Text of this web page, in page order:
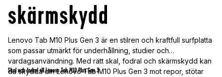
skärmskydd
Lenovo Tab M10 Plus Gen 3 är en stilren och kraftfull surfplatta
som passar utmärkt för underhållning, studier och
vardagsanvändning. Med rätt skal, fodral och skärmskydd kan
du skydda din Lenovo Tab M10 Plus Gen 3 mot repor, stötar
Skal och fodral till Lenovo Tab M10 Plus Gen 3